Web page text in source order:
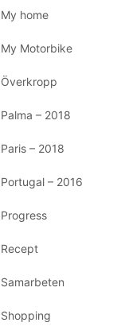
My home
My Motorbike
Överkropp
Palma – 2018
Paris – 2018
Portugal – 2016
Progress
Recept
Samarbeten
Shopping